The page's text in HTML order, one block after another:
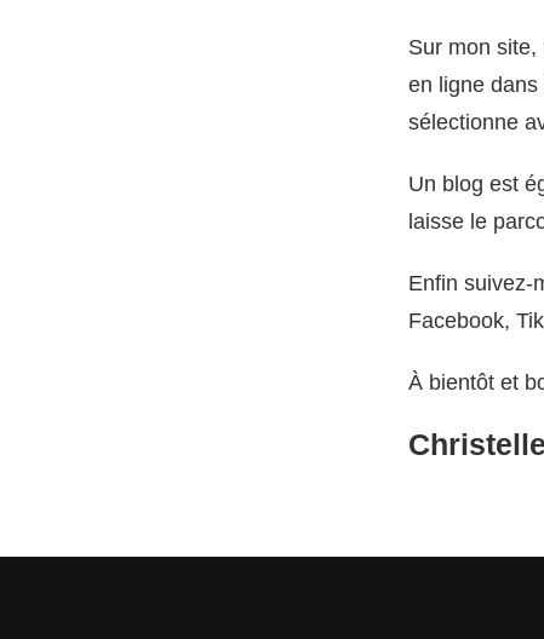
Sur mon site,
en ligne
sélectionne
Un blog est
laisse le
Enfin suivez-
Facebook,
À bientôt et